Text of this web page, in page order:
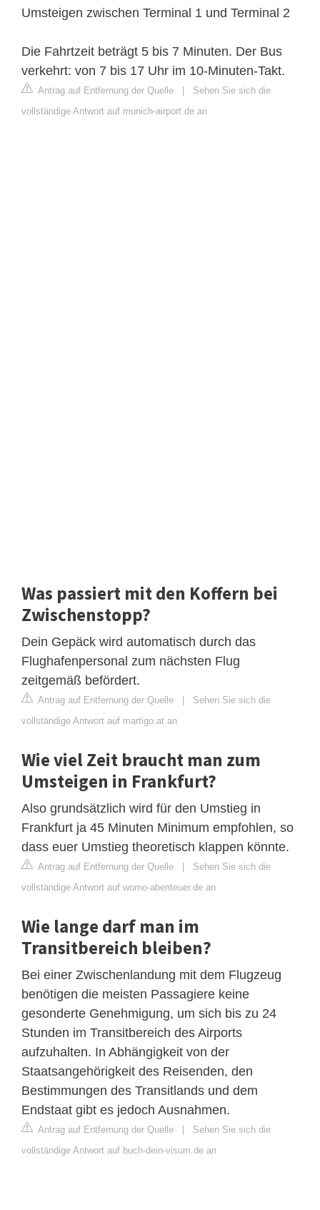
Umsteigen zwischen Terminal 1 und Terminal 2
Die Fahrtzeit beträgt 5 bis 7 Minuten. Der Bus
verkehrt: von 7 bis 17 Uhr im 10-Minuten-Takt.
Antrag auf Entfernung der Quelle | Sehen Sie sich die
vollständige Antwort auf munich-airport.de an
Was passiert mit den Koffern bei
Zwischenstopp?
Dein Gepäck wird automatisch durch das
Flughafenpersonal zum nächsten Flug
zeitgemäß befördert.
Antrag auf Entfernung der Quelle | Sehen Sie sich die
vollständige Antwort auf martigo.at an
Wie viel Zeit braucht man zum
Umsteigen in Frankfurt?
Also grundsätzlich wird für den Umstieg in
Frankfurt ja 45 Minuten Minimum empfohlen, so
dass euer Umstieg theoretisch klappen könnte.
Antrag auf Entfernung der Quelle | Sehen Sie sich die
vollständige Antwort auf womo-abenteuer.de an
Wie lange darf man im
Transitbereich bleiben?
Bei einer Zwischenlandung mit dem Flugzeug
benötigen die meisten Passagiere keine
gesonderte Genehmigung, um sich bis zu 24
Stunden im Transitbereich des Airports
aufzuhalten. In Abhängigkeit von der
Staatsangehörigkeit des Reisenden, den
Bestimmungen des Transitlands und dem
Endstaat gibt es jedoch Ausnahmen.
Antrag auf Entfernung der Quelle | Sehen Sie sich die
vollständige Antwort auf buch-dein-visum.de an